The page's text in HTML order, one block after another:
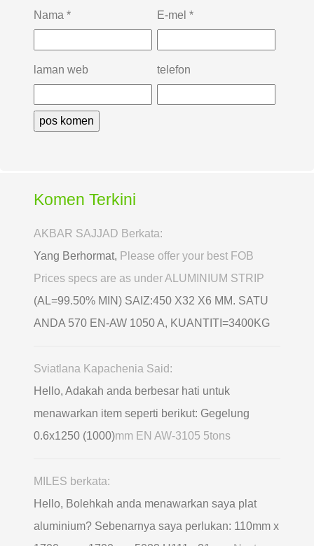
Nama * E-mel *
laman web telefon
Komen Terkini
AKBAR SAJJAD Berkata:
Yang Berhormat, Please offer your best FOB
Prices specs are as under ALUMINIUM STRIP
(AL=99.50% MIN) SAIZ:450 X32 X6 MM. SATU
ANDA 570 EN-AW 1050 A, KUANTITI=3400KG
Sviatlana Kapachenia Said:
Hello, Adakah anda berbesar hati untuk
menawarkan item seperti berikut: Gegelung
0.6х1250 (1000)mm EN AW-3105 5tons
MILES berkata:
Hello, Bolehkah anda menawarkan saya plat
aluminium? Sebenarnya saya perlukan: 110mm x